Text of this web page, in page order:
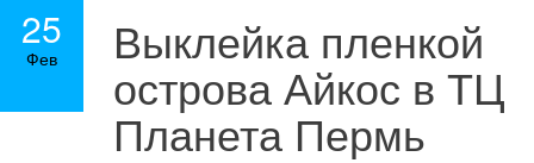
25
Фев Выклейка пленкой
острова Айкос в ТЦ
Планета Пермь